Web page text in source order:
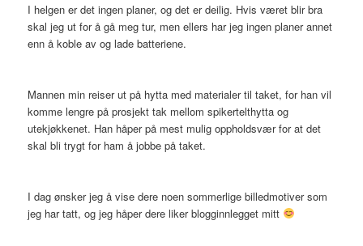
I helgen er det ingen planer, og det er deilig. Hvis været blir bra
skal jeg ut for å gå meg tur, men ellers har jeg ingen planer annet
enn å koble av og lade batteriene.
Mannen min reiser ut på hytta med materialer til taket, for han vil
komme lengre på prosjekt tak mellom spikertelthytta og
utekjøkkenet. Han håper på mest mulig oppholdsvær for at det
skal bli trygt for ham å jobbe på taket.
I dag ønsker jeg å vise dere noen sommerlige billedmotiver som
jeg har tatt, og jeg håper dere liker blogginnlegget mitt